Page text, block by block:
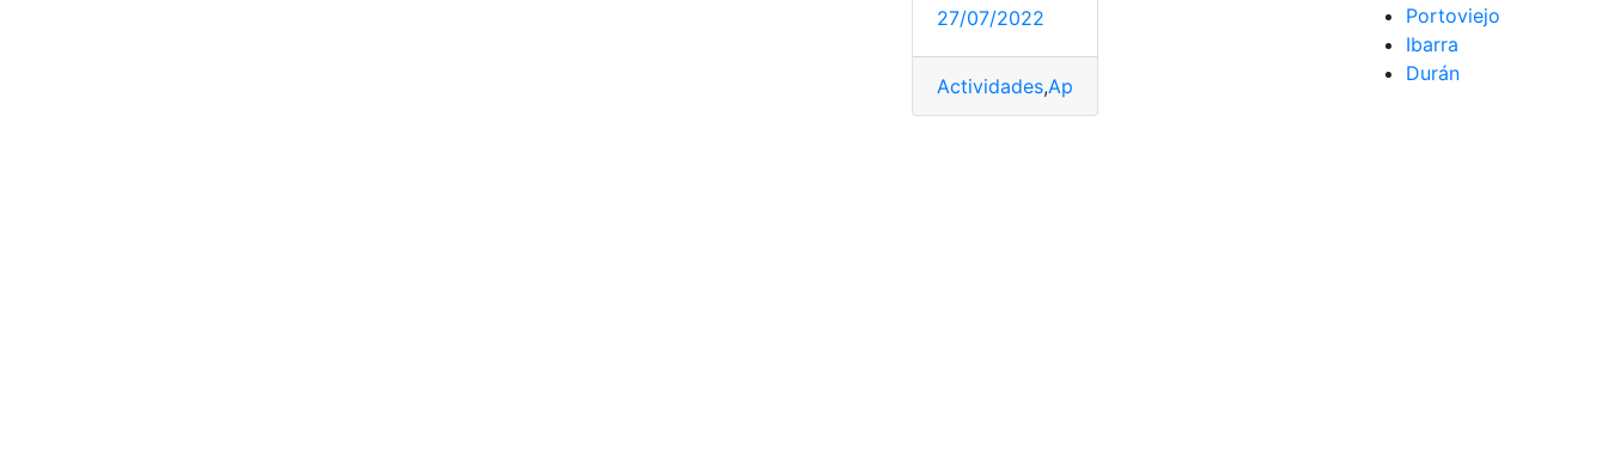
27/07/2022
Actividades,Apple Ofertas,pulseras de
Portoviejo
Ibarra
Durán